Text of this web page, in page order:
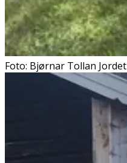
Foto: Bjørnar Tollan Jordet